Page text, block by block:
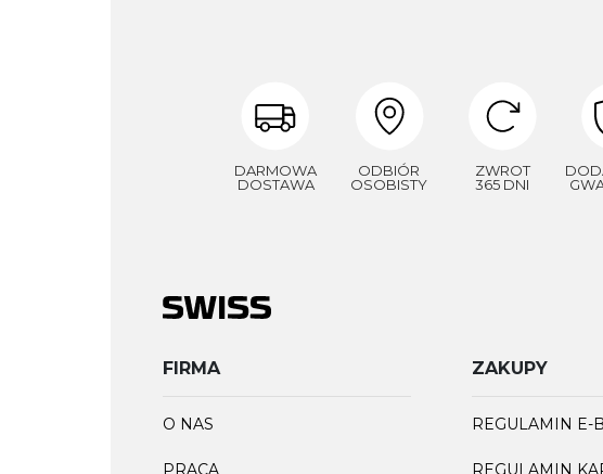
DARMOWA
DOSTAWA
ODBIÓR
OSOBISTY
ZWROT
365 DNI
FIRMA
O NAS
PRACA
ZAKUPY
REGULAMIN E-
REGULAMIN